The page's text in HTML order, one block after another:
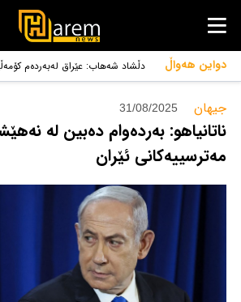
دواین هەواڵ دڵشاد شەهاب: عێراق لەبەردەم
جیهان‌ 31/08/2025
ناتانیاهو: بەردەوام دەبین لە
مەترسییەکانی ئێران